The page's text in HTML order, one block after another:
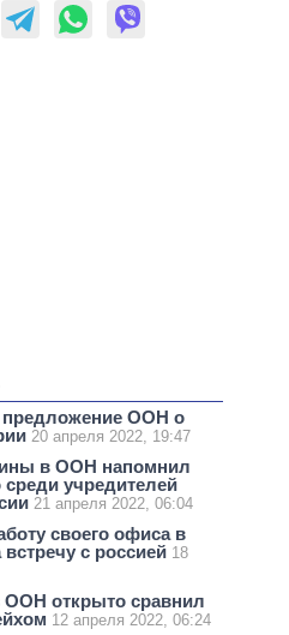
предложение ООН о
20 апреля 2022, 19:47
в ООН напомнил
среди учредителей
21 апреля 2022, 06:04
своего офиса в
с россией 18
ООН открыто сравнил
12 апреля 2022, 06:24